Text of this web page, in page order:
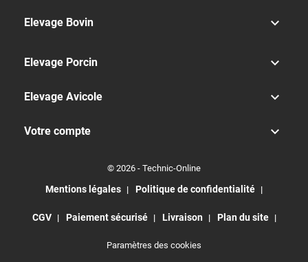
Elevage Bovin 
Elevage Porcin 
Elevage Avicole 
Votre compte 
© 2026 - Technic-Online
Mentions légales Politique de confidentialité
CGV Paiement sécurisé Livraison Plan du site
Paramètres des cookies